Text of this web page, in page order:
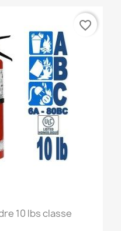
10 lbs classe
favorite_border